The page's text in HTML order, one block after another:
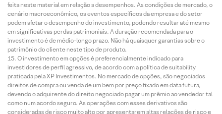
feita neste material em relação a desempenhos. As condições de mercado, o
cenário macroeconômico, os eventos específicos da empresa e do setor
podem afetar o desempenho do investimento, podendo resultar até mesmo
em significativas perdas patrimoniais. A duração recomendada para o
investimento é de médio-longo prazo. Não há quaisquer garantias sobre o
patrimônio do cliente neste tipo de produto.
O investimento em opções é preferencialmente indicado para
investidores de perfil agressivo, de acordo com a política de suitability
praticada pela XP Investimentos. No mercado de opções, são negociados
direitos de compra ou venda de um bem por preço fixado em data futura,
devendo o adquirente do direito negociado pagar um prêmio ao vendedor tal
como num acordo seguro. As operações com esses derivativos são
consideradas de risco muito alto por apresentarem altas relações de risco e